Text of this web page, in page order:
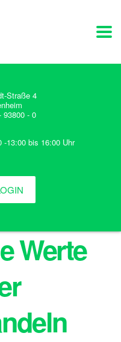
Straße 4
93800 - 0
-13:00 bis 16:00 Uhr
Werte